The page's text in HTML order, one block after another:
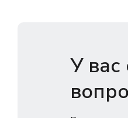
У вас